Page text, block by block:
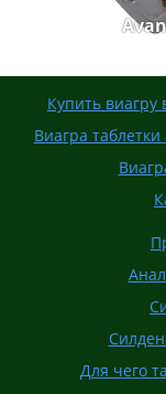
Купить виагру
Виагра
Для чего